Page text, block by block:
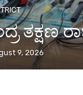
ತಕ್ಷಣ
9, 2026